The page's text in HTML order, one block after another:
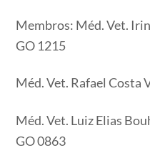
Membros: Méd. Vet.
GO 1215
Méd. Vet. Rafael Costa
Méd. Vet. Luiz Elias
GO 0863